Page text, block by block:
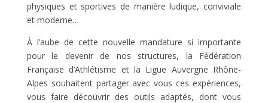
physiques et sportives de manière ludique, conviviale
et moderne…
À l’aube de cette nouvelle mandature si importante
pour le devenir de nos structures, la Fédération
Française d’Athlétisme et la Ligue Auvergne Rhône-
Alpes souhaitent partager avec vous ces expériences,
vous faire découvrir des outils adaptés, dont vous